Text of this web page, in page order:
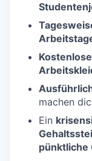
Kostenlose
machen
Ein
pünktliche